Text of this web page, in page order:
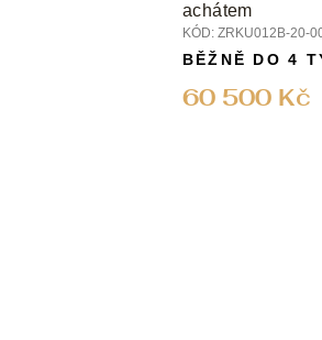
achátem
KÓD: ZRKU012B-20-
60 500 Kč
BĚŽNĚ DO 4